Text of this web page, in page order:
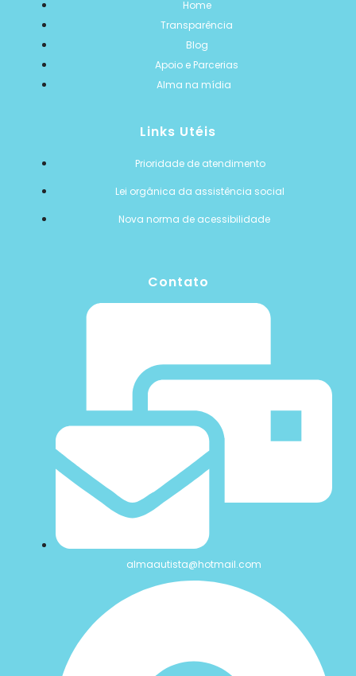
Home
Transparência
Blog
Apoio e Parcerias
Alma na mídia
Links Utéis
Prioridade de atendimento
Lei orgânica da assistência social
Nova norma de acessibilidade
Contato
almaautista@hotmail.com